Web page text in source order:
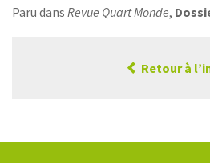
Paru dans Revue Quart Monde,
Retour à